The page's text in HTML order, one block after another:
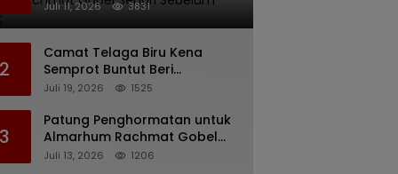
Rachmat Gobel Sehari
Juli 11, 2026 3831
2
Camat Telaga Biru Kena
Semprot Buntut Beri
Pernyataan Soal Gaji CS
Nunggak
Juli 19, 2026 1525
3
Patung Penghormatan untuk
Almarhum Rachmat Gobel
Digagas, Ini Tiga Lokasi yang
Juli 13, 2026 1206